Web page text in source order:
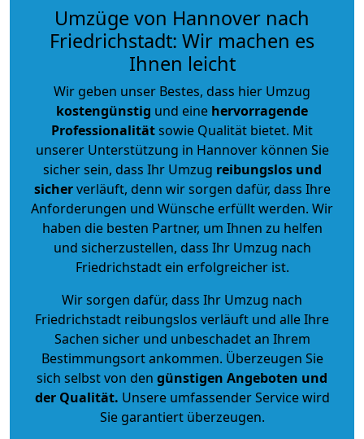
Umzüge von Hannover nach
Friedrichstadt: Wir machen es
Ihnen leicht
Wir geben unser Bestes, dass hier Umzug
kostengünstig und eine hervorragende
Professionalitätsowie Qualität bietet. Mit
unserer Unterstützung in Hannover können Sie
sicher sein, dass Ihr Umzug reibungslos und
sicherverläuft, denn wir sorgen dafür, dass Ihre
Anforderungen und Wünsche erfüllt werden. Wir
haben die besten Partner, um Ihnen zu helfen
und sicherzustellen, dass Ihr Umzug nach
Friedrichstadt ein erfolgreicher ist.
Wir sorgen dafür, dass Ihr Umzug nach
Friedrichstadt reibungslos verläuft und alle Ihre
Sachen sicher und unbeschadet an Ihrem
Bestimmungsort ankommen. Überzeugen Sie
sich selbst von den günstigen Angeboten und
der Qualität. Unsere umfassender Service wird
Sie garantiert überzeugen.